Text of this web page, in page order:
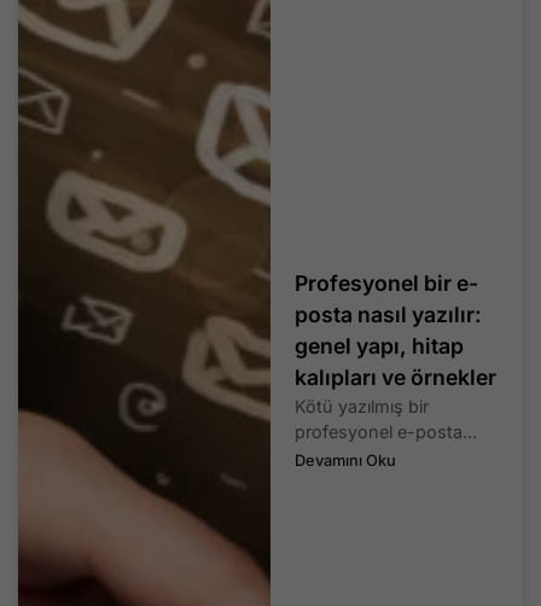
Profesyonel bir e-
posta nasıl yazılır:
genel yapı, hitap
kalıpları ve örnekler
Kötü yazılmış bir
profesyonel e-posta...
Devamını Oku